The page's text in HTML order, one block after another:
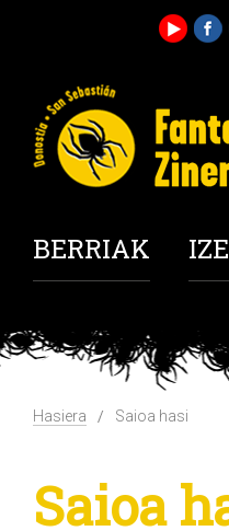
BERRIAK
Hasiera Saioa hasi
Saioa